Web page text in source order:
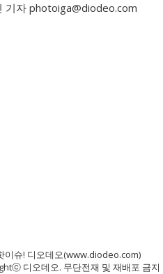
기자 photoiga@diodeo.com
이슈! 디오데오(www.diodeo.com)
디오데오. 무단전재 및 재배포 금지